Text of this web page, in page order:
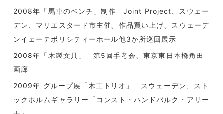
2008年「馬車のベンチ」制作 Joint Project、スウェー
デン、マリエスタード市主催、作品買い上げ、スウェーデ
ンイェーテボリシティーホール他3か所巡回展示
2008年「木製文具」 第5回手考会、東京東日本橋角田
画廊
2009年 グループ展「木工トリオ」 スウェーデン、スト
ックホルムギャラリー「コンスト・ハンドバルク・アリー